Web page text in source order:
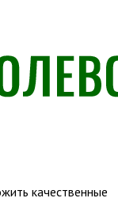
качественные